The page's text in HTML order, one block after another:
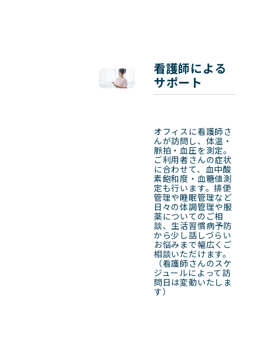
看護師による
サポート
オフィスに看護師さ
んが訪問し、体温・
脈拍・血圧を測定。
ご利用者さんの症状
に合わせて、血中酸
素飽和度・血糖値測
定も行います。排便
管理や睡眠管理など
日々の体調管理や服
薬についてのご相
談、生活習慣病予防
から少し話しづらい
お悩みまで幅広くご
相談いただけます。
（看護師さんのスケ
ジュールによって訪
問日は変動いたしま
す）